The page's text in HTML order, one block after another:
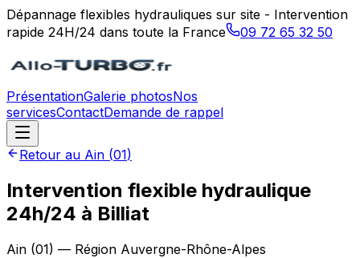
Dépannage flexibles hydrauliques sur site - Intervention
rapide 24H/24 dans toute la France
09 72 65 32 50
PrésentationGalerie photosNos
servicesContactDemande de rappel
Retour au Ain (01)
Intervention flexible hydraulique
24h/24 à Billiat
Ain (01) — Région Auvergne-Rhône-Alpes